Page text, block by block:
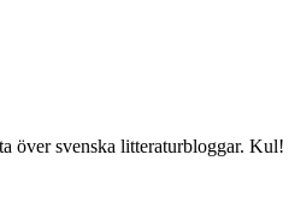
över svenska litteraturbloggar. Kul!